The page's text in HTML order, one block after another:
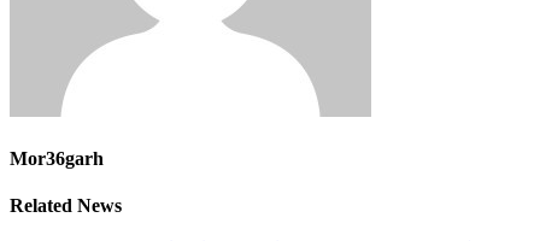
Mor36garh
Related News